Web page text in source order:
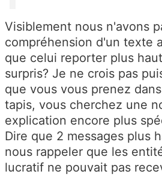
Visiblement nous n'avons
compréhension d'un texte
que celui reporter plus
surpris? Je ne crois pas
que vous vous prenez
tapis, vous cherchez une
explication encore plus
Dire que 2 messages plus
nous rappeler que les
lucratif ne pouvait pas